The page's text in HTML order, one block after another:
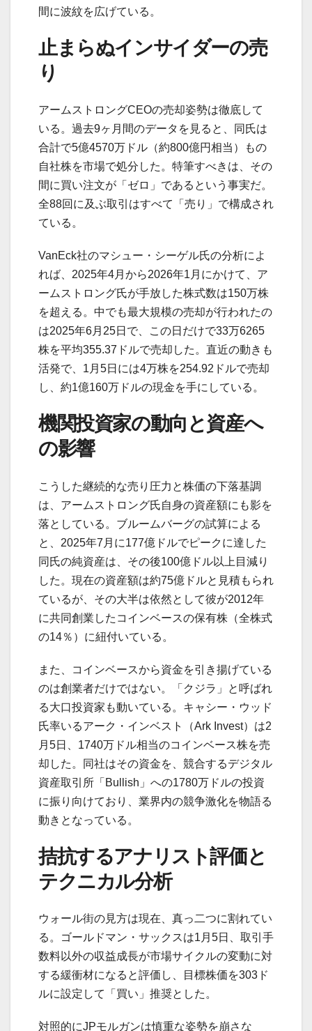
間に波紋を広げている。
止まらぬインサイダーの売
り
アームストロングCEOの売却姿勢は徹底して
いる。過去9ヶ月間のデータを見ると、同氏は
合計で5億4570万ドル（約800億円相当）もの
自社株を市場で処分した。特筆すべきは、その
間に買い注文が「ゼロ」であるという事実だ。
全88回に及ぶ取引はすべて「売り」で構成され
ている。
VanEck社のマシュー・シーゲル氏の分析によ
れば、2025年4月から2026年1月にかけて、ア
ームストロング氏が手放した株式数は150万株
を超える。中でも最大規模の売却が行われたの
は2025年6月25日で、この日だけで33万6265
株を平均355.37ドルで売却した。直近の動きも
活発で、1月5日には4万株を254.92ドルで売却
し、約1億160万ドルの現金を手にしている。
機関投資家の動向と資産へ
の影響
こうした継続的な売り圧力と株価の下落基調
は、アームストロング氏自身の資産額にも影を
落としている。ブルームバーグの試算による
と、2025年7月に177億ドルでピークに達した
同氏の純資産は、その後100億ドル以上目減り
した。現在の資産額は約75億ドルと見積もられ
ているが、その大半は依然として彼が2012年
に共同創業したコインベースの保有株（全株式
の14％）に紐付いている。
また、コインベースから資金を引き揚げている
のは創業者だけではない。「クジラ」と呼ばれ
る大口投資家も動いている。キャシー・ウッド
氏率いるアーク・インベスト（Ark Invest）は2
月5日、1740万ドル相当のコインベース株を売
却した。同社はその資金を、競合するデジタル
資産取引所「Bullish」への1780万ドルの投資
に振り向けており、業界内の競争激化を物語る
動きとなっている。
拮抗するアナリスト評価と
テクニカル分析
ウォール街の見方は現在、真っ二つに割れてい
る。ゴールドマン・サックスは1月5日、取引手
数料以外の収益成長が市場サイクルの変動に対
する緩衝材になると評価し、目標株価を303ド
ルに設定して「買い」推奨とした。
対照的にJPモルガンは慎重な姿勢を崩さな